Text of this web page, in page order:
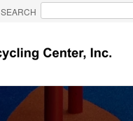
SEARCH